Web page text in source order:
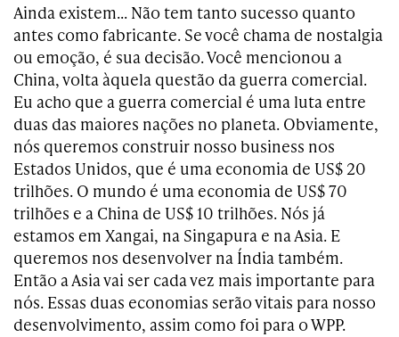
Ainda existem… Não tem tanto sucesso quanto
antes como fabricante. Se você chama de nostalgia
ou emoção, é sua decisão. Você mencionou a
China, volta àquela questão da guerra comercial.
Eu acho que a guerra comercial é uma luta entre
duas das maiores nações no planeta. Obviamente,
nós queremos construir nosso business nos
Estados Unidos, que é uma economia de US$ 20
trilhões. O mundo é uma economia de US$ 70
trilhões e a China de US$ 10 trilhões. Nós já
estamos em Xangai, na Singapura e na Asia. E
queremos nos desenvolver na Índia também.
Então a Asia vai ser cada vez mais importante para
nós. Essas duas economias serão vitais para nosso
desenvolvimento, assim como foi para o WPP.